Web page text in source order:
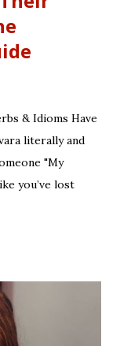
& Idioms Have
literally and
"My
you’ve lost
the correct
before your
to find the